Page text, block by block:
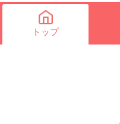
トップ